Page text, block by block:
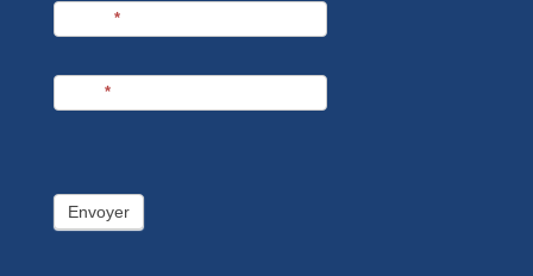
*
*
Envoyer